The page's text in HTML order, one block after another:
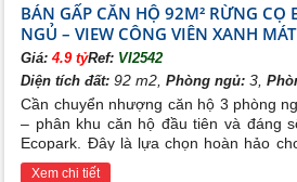
BÁN GẤP CĂN HỘ 92M² RỪNG CỌ
NGỦ – VIEW CÔNG VIÊN XANH MÁT
Giá:4.9 tỷRef: VI2542
Diện tích đất: 92 m2,Phòng ngủ: 3,
Cần chuyển nhượng căn hộ 3 phòng
– phân khu căn hộ đầu tiên và đáng
Ecopark. Đây là lựa chọn hoàn hảo
kiếm không gian sống xanh, yên tĩnh
Xem chi tiết